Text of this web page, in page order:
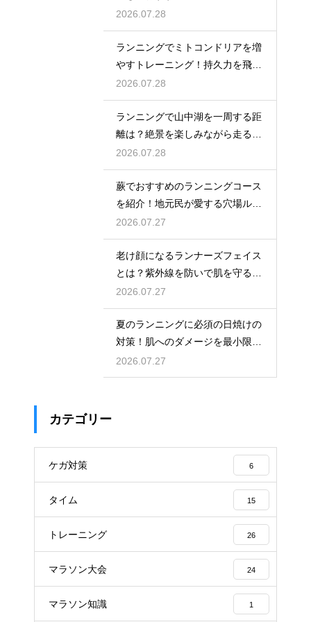
方！
2026.07.28
ランニングでミトコンドリアを増
やすトレーニング！持久力を飛躍
させる
2026.07.28
ランニングで山中湖を一周する距
離は？絶景を楽しみながら走るコ
ツ
2026.07.28
蕨でおすすめのランニングコース
を紹介！地元民が愛する穴場ルー
ト
2026.07.27
老け顔になるランナーズフェイス
とは？紫外線を防いで肌を守る徹
底対策
2026.07.27
夏のランニングに必須の日焼けの
対策！肌へのダメージを最小限に
する
2026.07.27
カテゴリー
ケガ対策 6
タイム 15
トレーニング 26
マラソン大会 24
マラソン知識 1